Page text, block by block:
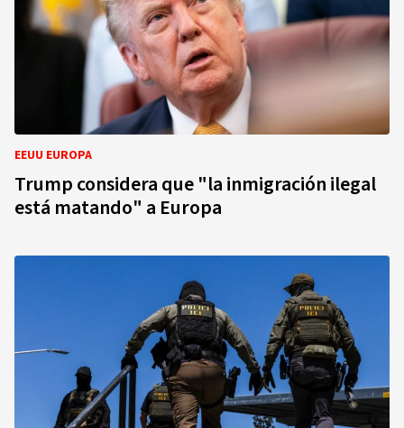
EEUU EUROPA
Trump considera que "la inmigración ilegal
está matando" a Europa